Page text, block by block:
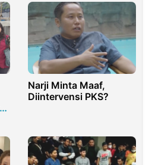
Narji Minta Maaf,
Diintervensi PKS?